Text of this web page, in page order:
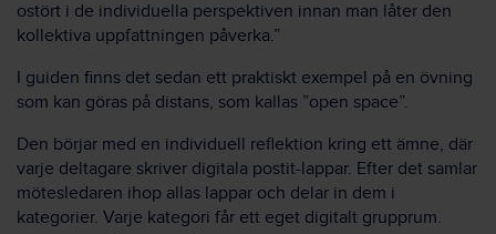
ostört i de individuella perspektiven innan man låter den
kollektiva uppfattningen påverka.”
I guiden finns det sedan ett praktiskt exempel på en övning
som kan göras på distans, som kallas ”open space”.
Den börjar med en individuell reflektion kring ett ämne, där
varje deltagare skriver digitala postit-lappar. Efter det samlar
mötesledaren ihop allas lappar och delar in dem i
kategorier. Varje kategori får ett eget digitalt grupprum.